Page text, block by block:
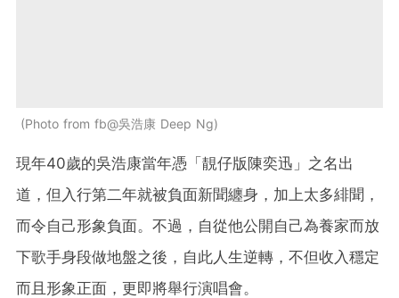
Photo from fb@吳浩康 Deep Ng
現年40歲的吳浩康當年憑「靚仔版陳奕迅」之名出
道，但入行第二年就被負面新聞纏身，加上太多緋聞，
而令自己形象負面。不過，自從他公開自己為養家而放
下歌手身段做地盤之後，自此人生逆轉，不但收入穩定
而且形象正面，更即將舉行演唱會。